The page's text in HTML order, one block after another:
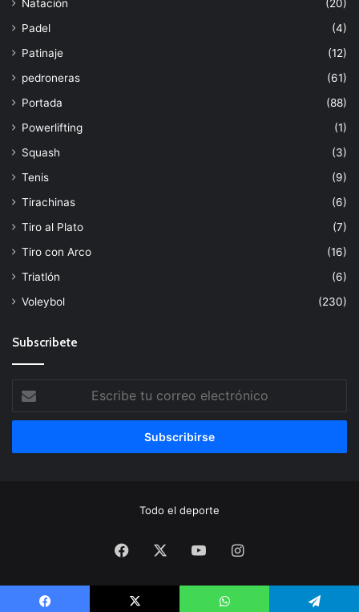
Natación
(20)
Padel
(4)
Patinaje
(12)
pedroneras
(61)
Portada
(88)
Powerlifting
(1)
Squash
(3)
Tenis
(9)
Tirachinas
(6)
Tiro al Plato
(7)
Tiro con Arco
(16)
Triatlón
(6)
Voleybol
(230)
Subscribete
tu
correo
Todo el deporte
Facebook YouTubeInstagram